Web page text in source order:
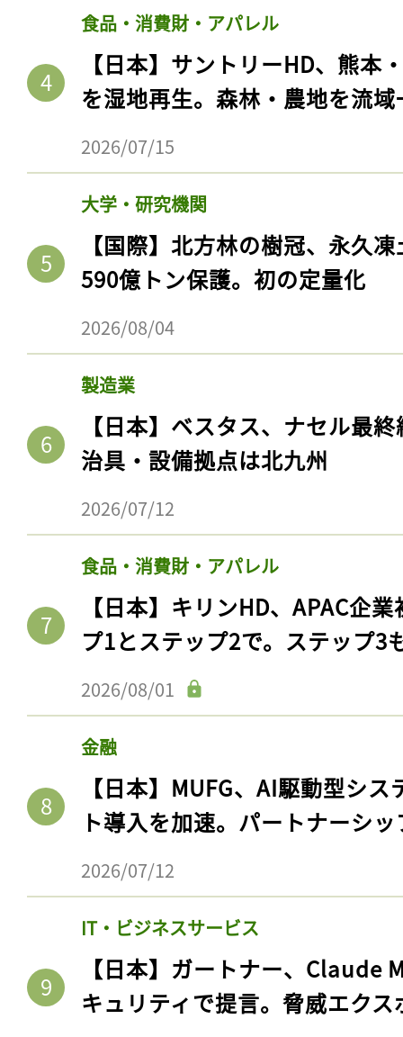
食品・消費財・アパレル
【日本】サントリーHD、熊本
を湿地再生。森林・農地を流
2026/07/15
大学・研究機関
【国際】北方林の樹冠、永久
590億トン保護。初の定量化
2026/08/04
製造業
【日本】ベスタス、ナセル最
治具・設備拠点は北九州
2026/07/12
食品・消費財・アパレル
【日本】キリンHD、APAC企
プ1とステップ2で。ステップ3
2026/08/01
金融
【日本】MUFG、AI駆動型シ
ト導入を加速。パートナーシ
2026/07/12
IT・ビジネスサービス
【日本】ガートナー、Claude
キュリティで提言。脅威エク